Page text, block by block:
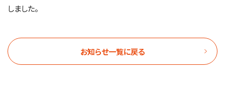
しました。
お知らせ一覧に戻る